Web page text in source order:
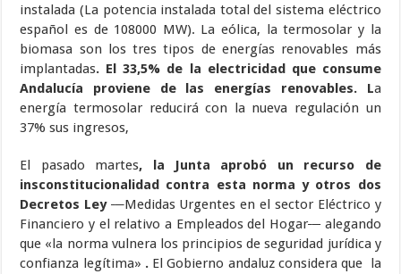
instalada (La potencia instalada total del sistema eléctrico
español es de 108000 MW). La eólica, la termosolar y la
biomasa son los tres tipos de energías renovables más
implantadas. El 33,5% de la electricidad que consume
Andalucía proviene de las energías renovables. La
energía termosolar reducirá con la nueva regulación un
37% sus ingresos,
El pasado martes,
la Junta aprobó un recurso de
insconstitucionalidad contra esta norma y otros dos
Decretos Ley
Medidas Urgentes en el sector Eléctrico y
Financiero y el relativo a Empleados del Hogar
alegando
que «la norma vulnera los principios de seguridad jurídica y
confianza legítima» . El Gobierno andaluz considera que la